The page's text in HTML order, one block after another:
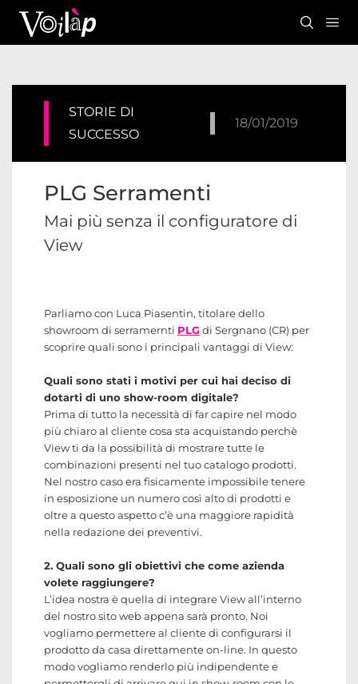
STORIE DI
SUCCESSO
18/01/2019
PLG Serramenti
Mai più senza il configuratore di
View
Parliamo con Luca Piasentin, titolare dello
showroom di serramernti PLGdi Sergnano (CR) per
scoprire quali sono i principali vantaggi di View:
Quali sono stati i motivi per cui hai deciso di
dotarti di uno show-room digitale?
Prima di tutto la necessità di far capire nel modo
più chiaro al cliente cosa sta acquistando perchè
View ti da la possibilità di mostrare tutte le
combinazioni presenti nel tuo catalogo prodotti.
Nel nostro caso era fisicamente impossibile tenere
in esposizione un numero così alto di prodotti e
oltre a questo aspetto c’è una maggiore rapidità
nella redazione dei preventivi.
2. Quali sono gli obiettivi che come azienda
volete raggiungere?
L’idea nostra è quella di integrare View all’interno
del nostro sito web appena sarà pronto. Noi
vogliamo permettere al cliente di configurarsi il
prodotto da casa direttamente on-line. In questo
modo vogliamo renderlo più indipendente e